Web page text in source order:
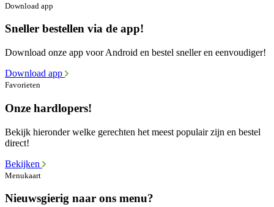
Download app
Sneller bestellen via de app!
Download onze app voor Android en bestel sneller en eenvoudiger!
Download app
Favorieten
Onze hardlopers!
Bekijk hieronder welke gerechten het meest populair zijn en bestel
direct!
Bekijken
Menukaart
Nieuwsgierig naar ons menu?